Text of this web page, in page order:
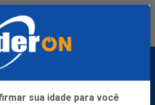
sua idade para você